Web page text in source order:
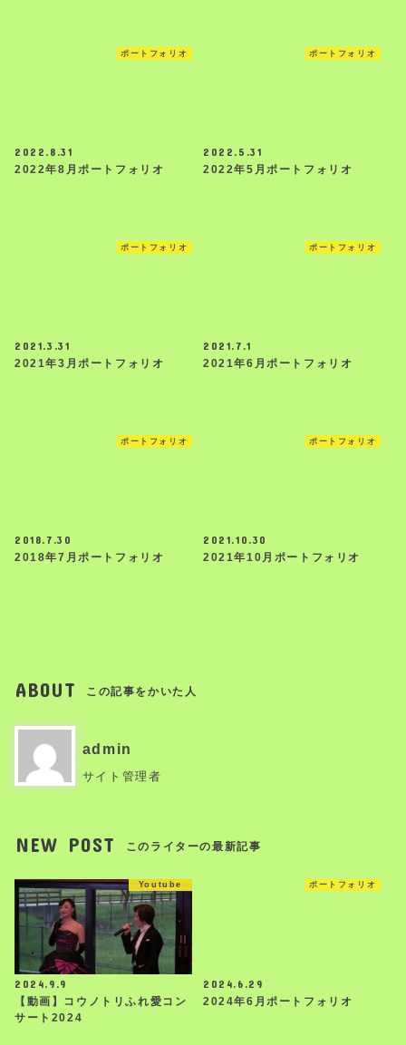
ポートフォリオ
2022.8.31
2022年8月ポートフォリオ
ポートフォリオ
2022.5.31
2022年5月ポートフォリオ
ポートフォリオ
2021.3.31
2021年3月ポートフォリオ
ポートフォリオ
2021.7.1
2021年6月ポートフォリオ
ポートフォリオ
2018.7.30
2018年7月ポートフォリオ
ポートフォリオ
2021.10.30
2021年10月ポートフォリオ
ABOUT この記事をかいた人
admin
サイト管理者
NEW POST このライターの最新記事
Youtube
2024.9.9
【動画】コウノトリふれ愛コン
サート2024
ポートフォリオ
2024.6.29
2024年6月ポートフォリオ